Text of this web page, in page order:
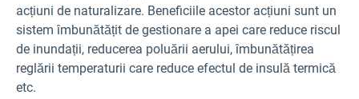
acțiuni de naturalizare. Beneficiile acestor acțiuni sunt un
sistem îmbunătățit de gestionare a apei care reduce riscul
de inundații, reducerea poluării aerului, îmbunătățirea
reglării temperaturii care reduce efectul de insulă termică
etc.